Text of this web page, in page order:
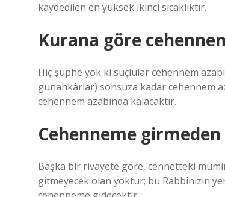
kaydedilen en yüksek ikinci sıcaklıktır.
Kurana göre
Hiç şüphe yok ki suçlular cehennem
günahkârlar) sonsuza kadar cehennem
cehennem azabında kalacaktır.
Cehenneme
Başka bir rivayete göre, cennetteki
gitmeyecek olan yoktur; bu Rabbinizin